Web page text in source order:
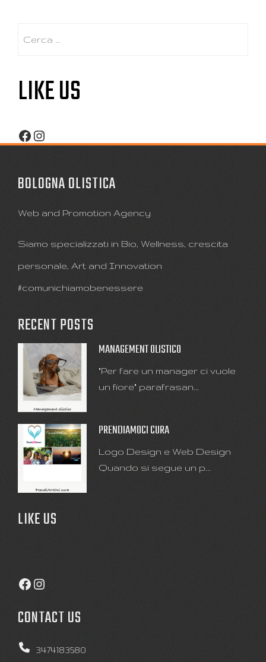
LIKE US
Facebook
Instagram
BOLOGNA OLISTICA
Web and Promotion Agency
Siamo specializzati in Bio, Wellness, crescita
personale, Art and Innovation
#comunichiamobenessere
RECENT POSTS
MANAGEMENT OLISTICO
"Per fare un manager ci vuole
un fiore" parafrasan...
PRENDIAMOCI CURA
Logo Design e Web Design
Quando si segue un p...
LIKE US
Facebook
Instagram
CONTACT US
3474183580